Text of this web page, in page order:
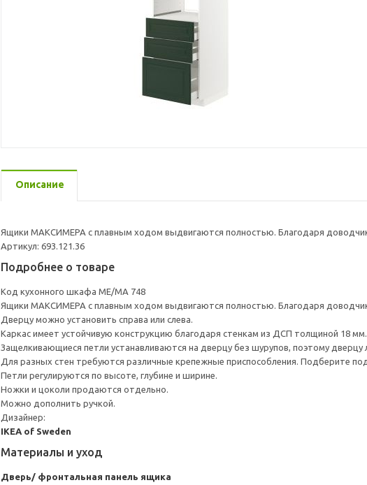
Описание
Ящики МАКСИМЕРА с плавным ходом выдвигаются полностью. Благодаря
Артикул: 693.121.36
Подробнее о товаре
Код кухонного шкафа ME/MA 748
Ящики МАКСИМЕРА с плавным ходом выдвигаются полностью. Благодаря
Дверцу можно установить справа или слева.
Каркас имеет устойчивую конструкцию благодаря стенкам из ДСП толщиной 18 мм.
Защелкивающиеся петли устанавливаются на дверцу без шурупов, поэтому дверцу
Для разных стен требуются различные крепежные приспособления. Подберите
Петли регулируются по высоте, глубине и ширине.
Ножки и цоколи продаются отдельно.
Можно дополнить ручкой.
Дизайнер:
IKEA of Sweden
Материалы и уход
Дверь/ фронтальная панель ящика